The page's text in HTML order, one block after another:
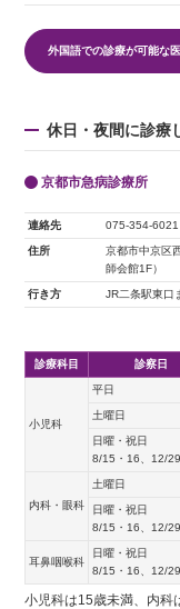
外国語での診療が可能な
休日・夜間に診療
京都市急病診療所
連絡先 075-354-6021
住所
京都市中京区
師会館1F）
行き方 JR二条駅東
診療科目 診察日
小児科
平日
土曜日
日曜・祝日
8/15・16、12/
内科・眼科
土曜日
日曜・祝日
8/15・16、12/
耳鼻咽喉科
日曜・祝日
8/15・16、12/
小児科は15歳未満、内科